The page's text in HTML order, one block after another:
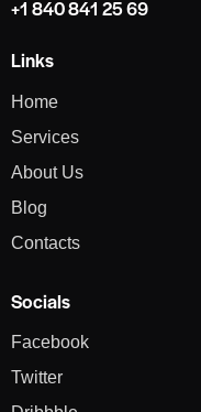
+1 840 841 25 69
Links
Home
Services
About Us
Blog
Contacts
Socials
Facebook
Twitter